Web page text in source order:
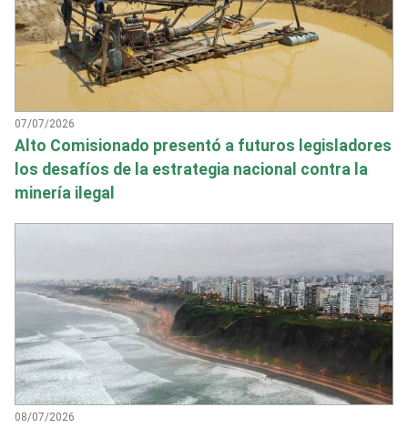
07/07/2026
Alto Comisionado presentó a futuros legisladores
los desafíos de la estrategia nacional contra la
minería ilegal
08/07/2026